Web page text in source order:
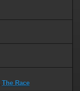
The Race